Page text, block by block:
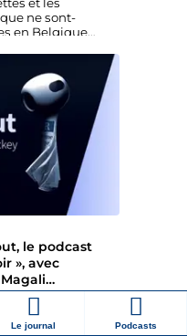
Le journal Podcasts